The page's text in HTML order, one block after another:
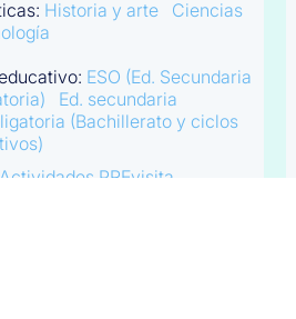
Historia y arte
Ciencias
ESO (Ed. Secundaria
Ed. secundaria
(Bachillerato y ciclos
Actividades PREvisita